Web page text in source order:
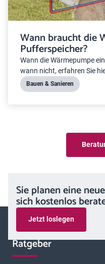
Wann braucht die
Pufferspeicher?
Wann die Wärmepumpe
wann nicht, erfahren Sie
Bauen & Sanieren
Sie planen eine
sich kostenlos
Jetzt loslegen
Ratgeber